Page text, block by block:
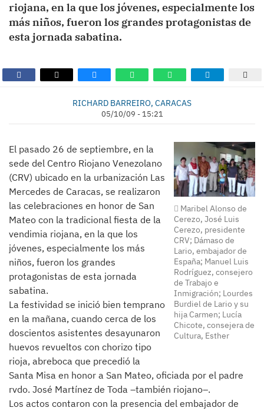
riojana, en la que los jóvenes, especialmente los
más niños, fueron los grandes protagonistas de
esta jornada sabatina.
RICHARD BARREIRO, CARACAS
05/10/09 - 15:21
Maribel Alonso de
Cerezo, José Luis
Cerezo, presidente
CRV; Dámaso de
Lario, embajador de
España; Manuel Luis
Rodríguez, consejero
de Trabajo e
Inmigración; Lourdes
Burdiel de Lario y su
hija Carmen; Lucía
Chicote, consejera de
Cultura, Esther
El pasado 26 de septiembre, en la
sede del Centro Riojano Venezolano
(CRV) ubicado en la urbanización Las
Mercedes de Caracas, se realizaron
las celebraciones en honor de San
Mateo con la tradicional fiesta de la
vendimia riojana, en la que los
jóvenes, especialmente los más
niños, fueron los grandes
protagonistas de esta jornada
sabatina.
La festividad se inició bien temprano
en la mañana, cuando cerca de los
doscientos asistentes desayunaron
huevos revueltos con chorizo tipo
rioja, abreboca que precedió la
Santa Misa en honor a San Mateo, oficiada por el padre
rvdo. José Martínez de Toda –también riojano–.
Los actos contaron con la presencia del embajador de